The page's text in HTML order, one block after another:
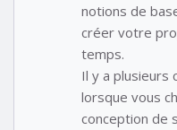
notions de
créer votre
temps.
Il y a plusieurs
lorsque vous
conception de